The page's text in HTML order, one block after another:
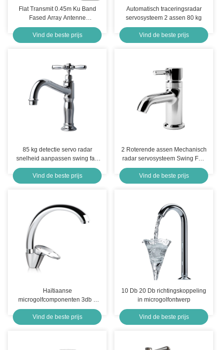
Flat Transmit 0.45m Ku Band
Fased Array Antenne
Satellietcommunicatie FSS
Systems Luchtplatforms
Vind de beste prijs
Automatisch traceringsradar
servosysteem 2 assen 80 kg
Vind de beste prijs
85 kg detectie servo radar
snelheid aanpassen swing fan
scan
Vind de beste prijs
2 Roterende assen Mechanisch
radar servosysteem Swing Fan
Scan RS422 Control
Vind de beste prijs
Haïtiaanse
microgolfcomponenten 3db 6
Db 60 Db 40 Db
richtingskoppeling 40 GHz 50
GHz
Vind de beste prijs
10 Db 20 Db richtingskoppeling
in microgolfontwerp
Vind de beste prijs